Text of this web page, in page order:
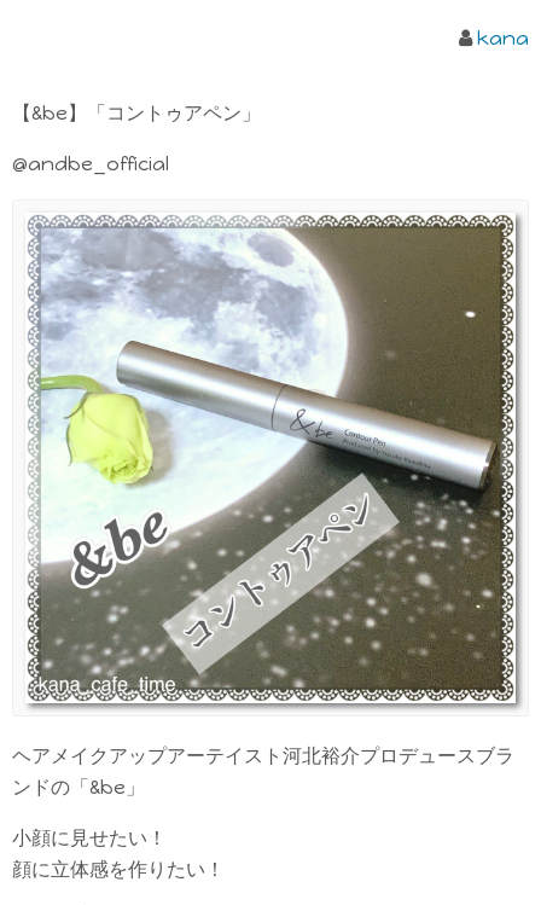
kana
【&be】「コントゥアペン」
@andbe_official
ヘアメイクアップアーテイスト河北裕介プロデュースブラ
ンドの「&be」
小顔に見せたい！
顔に立体感を作りたい！